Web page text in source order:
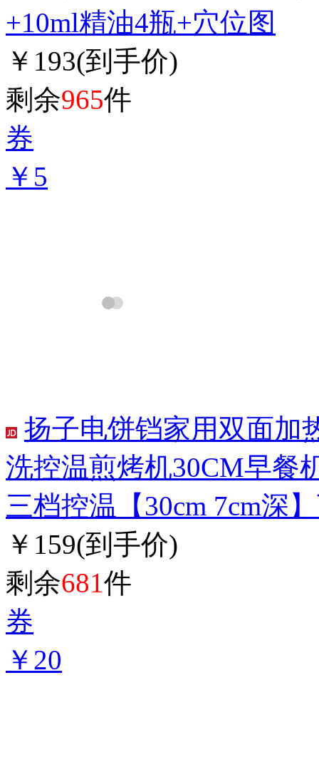
+10ml精油4瓶+穴位图
￥193(到手价)
剩余965件
券
￥5
扬子电饼铛家用双面加
洗控温煎烤机30CM早餐
三档控温【30cm 7cm深
￥159(到手价)
剩余681件
券
￥20